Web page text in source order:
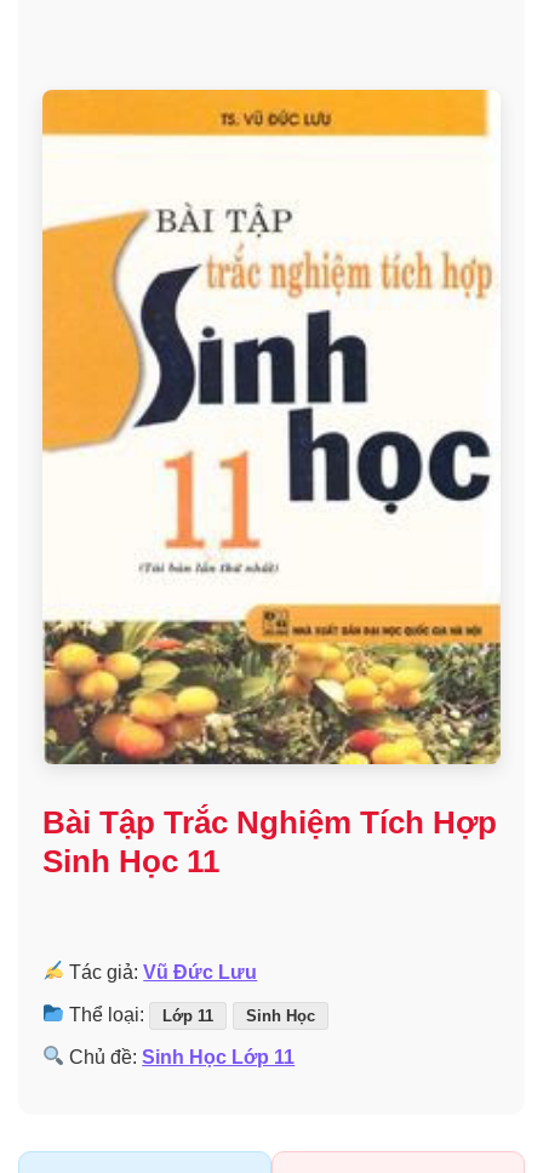
Bài Tập Trắc Nghiệm Tích Hợp
Sinh Học 11
Tác giả:Vũ Đức Lưu
Thể loại: Lớp 11 Sinh Học
Chủ đề:Sinh Học Lớp 11